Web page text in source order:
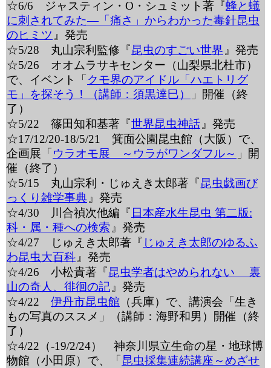
☆6/6 ジャスティン・O・シュミット著『蜂と蟻
に刺されてみた―「痛さ」からわかった毒針昆虫
のヒミツ 』発売
☆5/28 丸山宗利監修『昆虫のすごい世界 』発売
☆5/26 オオムラサキセンター（山梨県北杜市）
で、イベント「 クモ界のアイドル「ハエトリグ
モ」を探そう！（講師：須黒達巳）
」開催（終
了）
☆5/22 篠田知和基著『世界昆虫神話 』発売
☆17/12/20-18/5/21 箕面公園昆虫館（大阪）で、
企画展「 ウラオモ展 ～ウラがワンダフル～ 」開
催（終了）
☆5/15 丸山宗利・じゅえき太郎著『昆虫戯画び
っくり雑学事典 』発売
☆4/30 川合禎次他編『 日本産水生昆虫 第二版:
科・属・種への検索 』発売
☆4/27 じゅえき太郎著『 じゅえき太郎のゆるふ
わ昆虫大百科 』発売
☆4/26 小松貴著『昆虫学者はやめられない 裏
山の奇人、徘徊の記 』発売
☆4/22 伊丹市昆虫館 （兵庫）で、講演会「生き
もの写真のススメ」（講師：海野和男）開催（終
了）
☆4/22（-19/2/24） 神奈川県立生命の星・地球博
物館（小田原）で、「 昆虫採集連続講座～めざせ